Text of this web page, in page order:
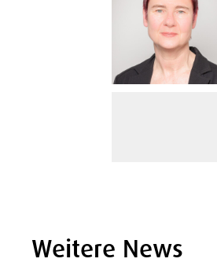
Weitere News